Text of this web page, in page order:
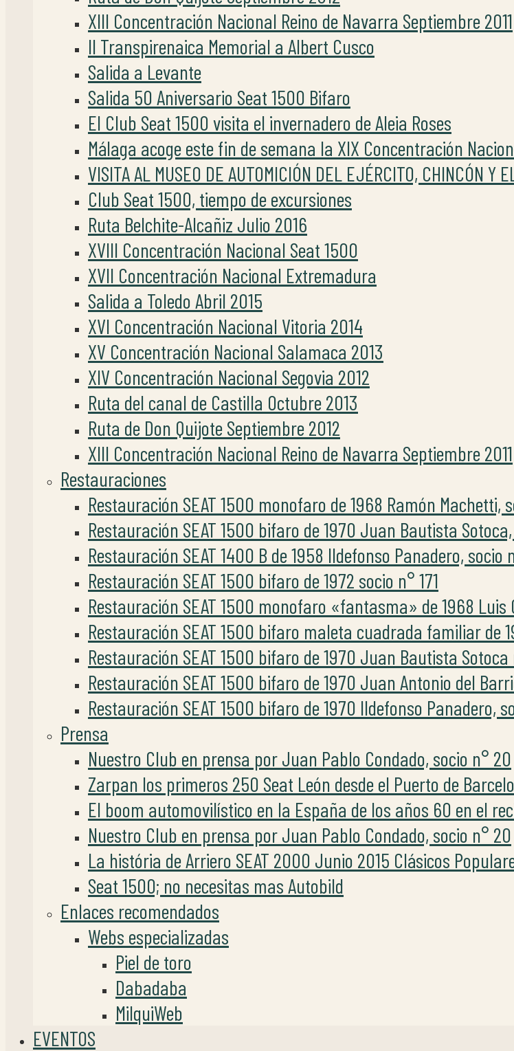
XIII Concentración Nacional Reino de Navarra Septiembre 2011
II Transpirenaica Memorial a Albert Cusco
Salida a Levante
Salida 50 Aniversario Seat 1500 Bifaro
El Club Seat 1500 visita el invernadero de Aleia Roses
Málaga acoge este fin de semana la XIX Concentración
VISITA AL MUSEO DE AUTOMICIÓN DEL EJÉRCITO, CHINCÓN Y
Club Seat 1500, tiempo de excursiones
Ruta Belchite-Alcañiz Julio 2016
XVIII Concentración Nacional Seat 1500
XVII Concentración Nacional Extremadura
Salida a Toledo Abril 2015
XVI Concentración Nacional Vitoria 2014
XV Concentración Nacional Salamaca 2013
XIV Concentración Nacional Segovia 2012
Ruta del canal de Castilla Octubre 2013
Ruta de Don Quijote Septiembre 2012
XIII Concentración Nacional Reino de Navarra Septiembre 2011
Restauraciones
Restauración SEAT 1500 monofaro de 1968 Ramón Machetti,
Restauración SEAT 1500 bifaro de 1970 Juan Bautista
Restauración SEAT 1400 B de 1958 Ildefonso Panadero, socio
Restauración SEAT 1500 bifaro de 1972 socio n° 171
Restauración SEAT 1500 monofaro «fantasma» de 1968 Luis
Restauración SEAT 1500 bifaro maleta cuadrada familiar de
Restauración SEAT 1500 bifaro de 1970 Juan Bautista Sotoca
Restauración SEAT 1500 bifaro de 1970 Juan Antonio del
Restauración SEAT 1500 bifaro de 1970 Ildefonso Panadero,
Prensa
Nuestro Club en prensa por Juan Pablo Condado, socio n° 20
Zarpan los primeros 250 Seat León desde el Puerto de
El boom automovilístico en la España de los años 60 en el
Nuestro Club en prensa por Juan Pablo Condado, socio n° 20
La história de Arriero SEAT 2000 Junio 2015 Clásicos
Seat 1500; no necesitas mas Autobild
Enlaces recomendados
Webs especializadas
Piel de toro
Dabadaba
MilquiWeb
EVENTOS